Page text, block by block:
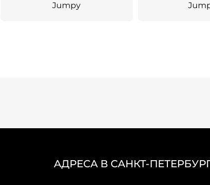
Jumpy
АДРЕСА В САНКТ-